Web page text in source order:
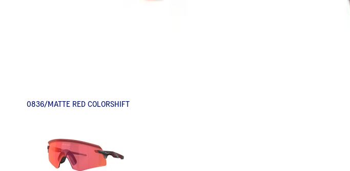
0836/MATTE RED COLORSHIFT